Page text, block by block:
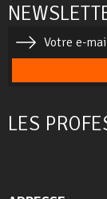
LES